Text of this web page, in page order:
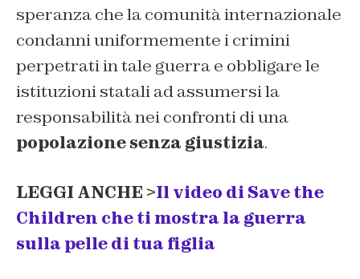
speranza che la comunità internazionale
condanni uniformemente i crimini
perpetrati in tale guerra e obbligare le
istituzioni statali ad assumersi la
responsabilità nei confronti di una
popolazione senza giustizia.
LEGGI ANCHE >Il video di Save the
Children che ti mostra la guerra
sulla pelle di tua figlia